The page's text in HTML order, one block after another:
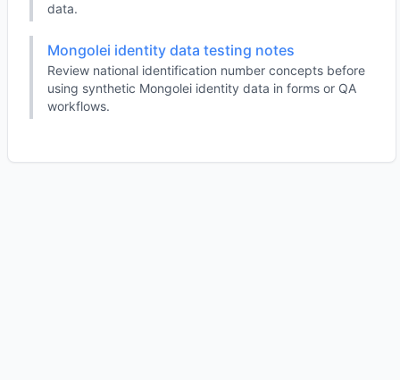
data.
Mongolei identity data testing notes
Review national identification number concepts before
using synthetic Mongolei identity data in forms or QA
workflows.